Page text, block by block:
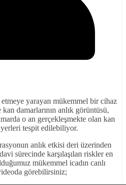
yarayan mükemmel bir cihaz
damarlarının anlık görüntüsü,
o an gerçekleşmekte olan kan
yerleri tespit edilebiliyor.
anlık etkisi deri üzerinden
sürecinde karşılaşılan riskler en
mükemmel icadın canlı
görebilirsiniz;